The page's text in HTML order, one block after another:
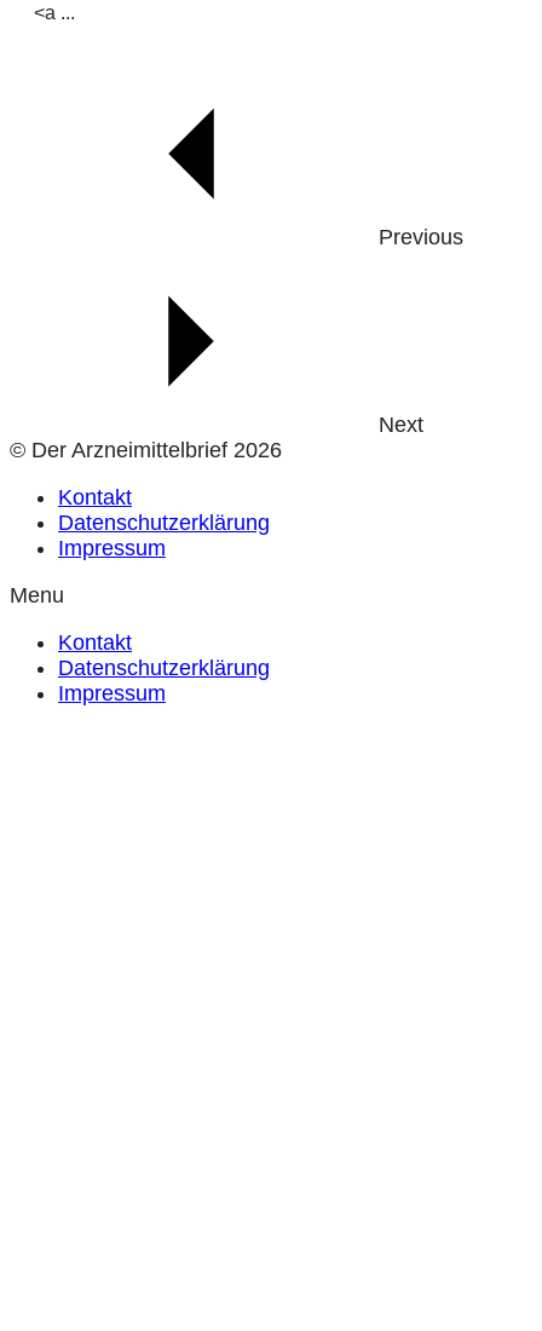
<a ...
Previous
Next
© Der Arzneimittelbrief 2026
Kontakt
Datenschutzerklärung
Impressum
Menu
Kontakt
Datenschutzerklärung
Impressum